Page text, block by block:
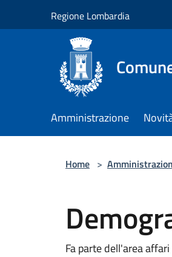
Regione Lombardia
Amministrazione
Home >
Fa parte dell'area